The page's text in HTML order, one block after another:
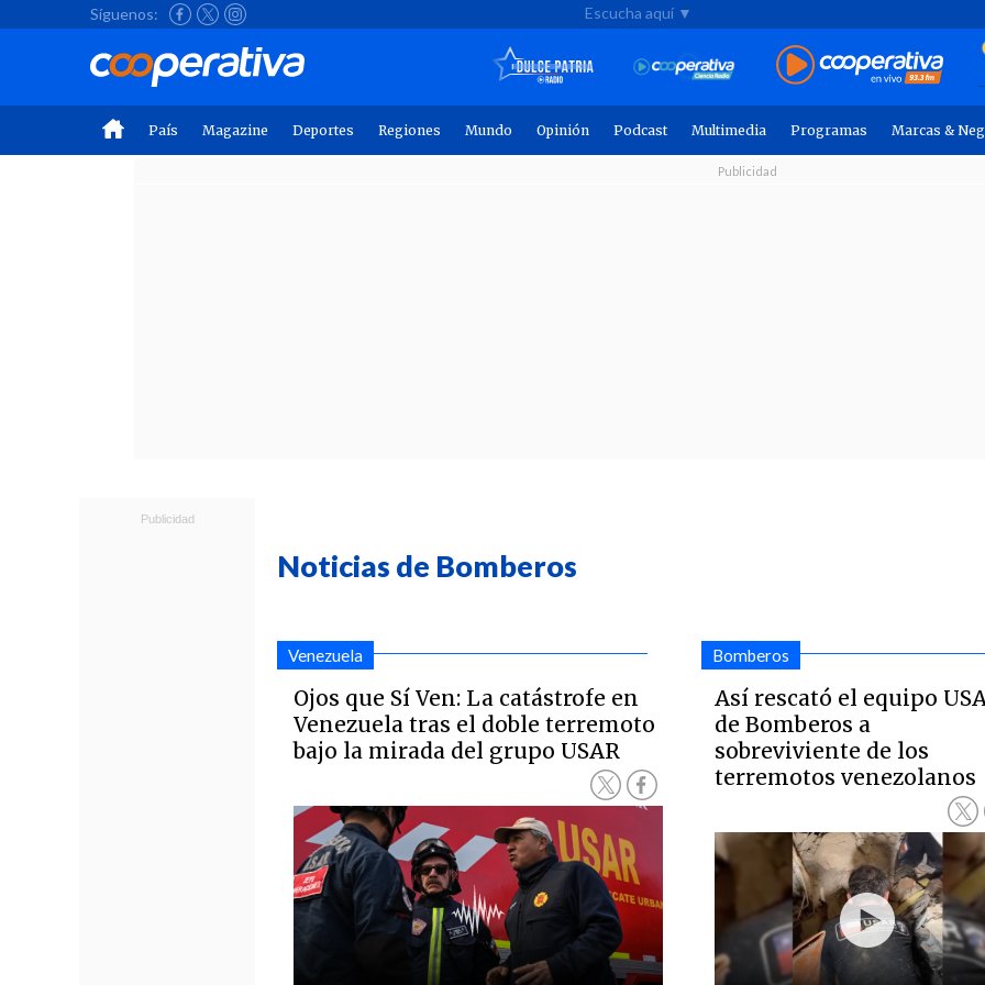
Síguenos: Escucha aquí ▼
País Magazine Deportes Regiones Mundo Opinión Podcast Multimedia Programas Marcas &
Noticias de Bomberos
Venezuela
Ojos que Sí Ven: La catástrofe en
Venezuela tras el doble terremoto
bajo la mirada del grupo USAR
Bomberos
Así rescató el equipo
de Bomberos a
sobreviviente de los
terremotos venezolanos